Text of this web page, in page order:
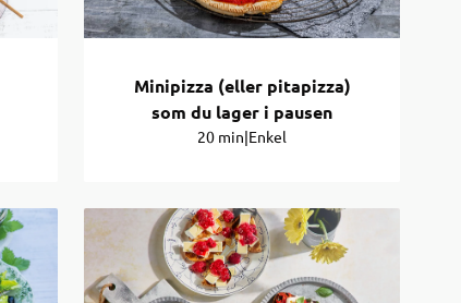
Minipizza (eller pitapizza)
som du lager i pausen
20 min|Enkel